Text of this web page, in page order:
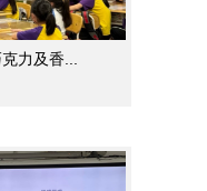
力及香...